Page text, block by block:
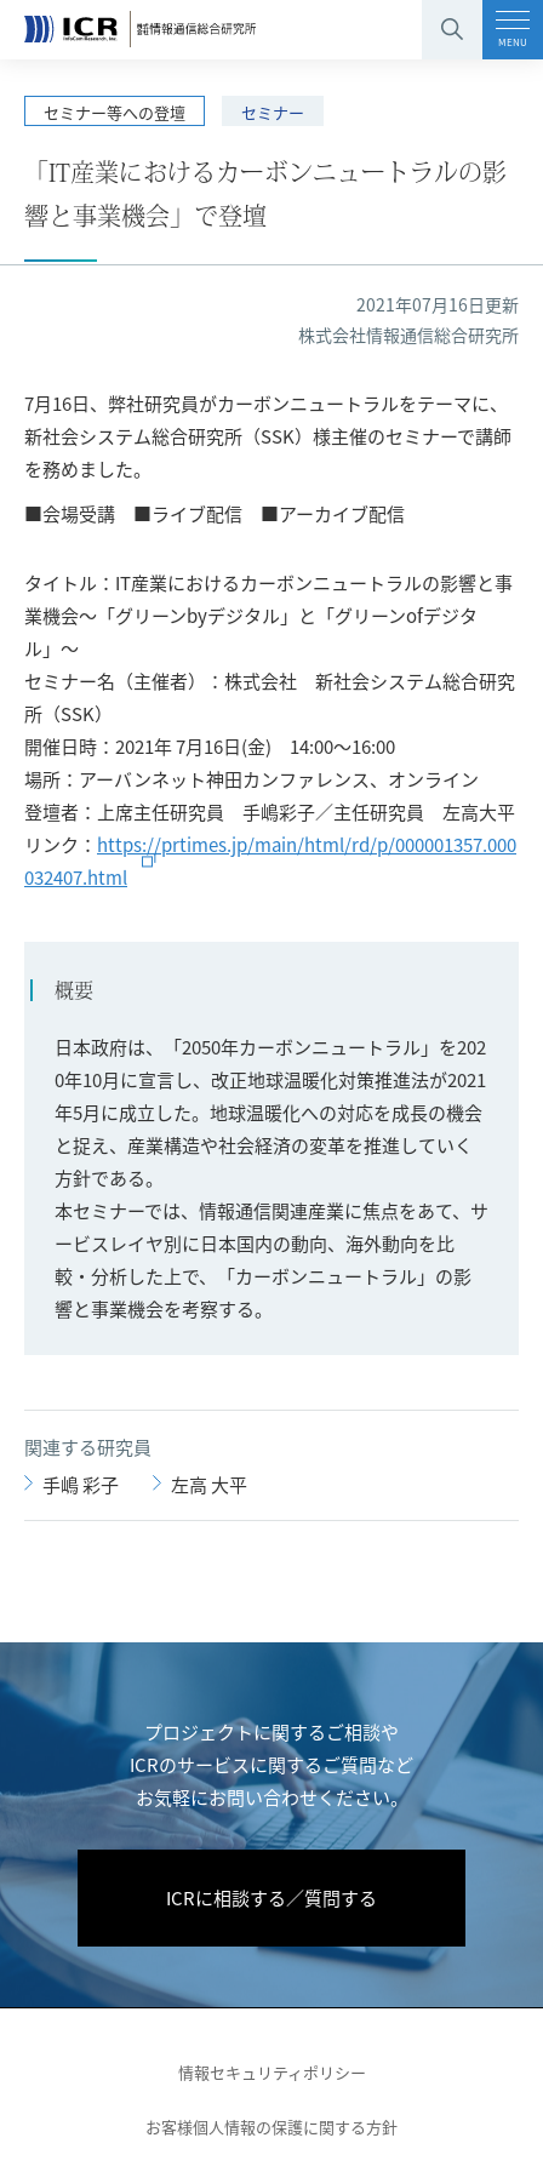
MENU
セミナー等への登壇 セミナー
「IT産業におけるカーボンニュートラルの影
響と事業機会」で登壇
2021年07月16日更新
株式会社情報通信総合研究所
7月16日、弊社研究員がカーボンニュートラルをテーマに、
新社会システム総合研究所（SSK）様主催のセミナーで講師
を務めました。
■会場受講 ■ライブ配信 ■アーカイブ配信
タイトル：IT産業におけるカーボンニュートラルの影響と事
業機会〜「グリーンbyデジタル」と「グリーンofデジタ
ル」〜
セミナー名（主催者）：株式会社 新社会システム総合研究
所（SSK）
開催日時：2021年 7月16日(金) 14:00～16:00
場所：アーバンネット神田カンファレンス、オンライン
登壇者：上席主任研究員 手嶋彩子／主任研究員 左高大平
リンク： https://prtimes.jp/main/html/rd/p/000001357.000
032407.html
概要
日本政府は、「2050年カーボンニュートラル」を202
0年10月に宣言し、改正地球温暖化対策推進法が2021
年5月に成立した。地球温暖化への対応を成長の機会
と捉え、産業構造や社会経済の変革を推進していく
方針である。
本セミナーでは、情報通信関連産業に焦点をあて、サ
ービスレイヤ別に日本国内の動向、海外動向を比
較・分析した上で、「カーボンニュートラル」の影
響と事業機会を考察する。
関連する研究員
手嶋 彩子
左高 大平
プロジェクトに関するご相談や
ICRのサービスに関するご質問など
お気軽にお問い合わせください。
ICRに相談する／質問する
情報セキュリティポリシー
お客様個人情報の保護に関する方針